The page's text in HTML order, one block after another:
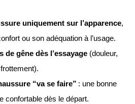
uniquement sur l’apparence,
ou son adéquation à l’usage.
de gêne dès l’essayage(douleur,
“va se faire” : une bonne
confortable dès le départ.